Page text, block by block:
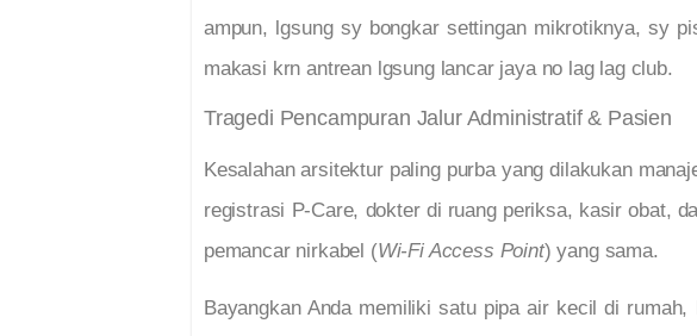
ampun, lgsung sy bongkar settingan mikrotiknya, sy
makasi krn antrean lgsung lancar jaya no lag lag club.
Tragedi Pencampuran Jalur Administratif & Pasien
Kesalahan arsitektur paling purba yang dilakukan
registrasi P-Care, dokter di ruang periksa, kasir obat,
pemancar nirkabel (Wi-Fi Access Point) yang sama.
Bayangkan Anda memiliki satu pipa air kecil di